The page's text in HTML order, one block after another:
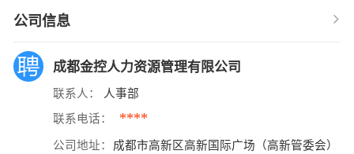
公司信息
成都金控人力资源管理有限公司
联系人： 人事部
联系电话： ****
公司地址：
成都市高新区高新国际广场（高新管委会）